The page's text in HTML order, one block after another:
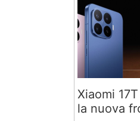
Xiaomi
la nuova